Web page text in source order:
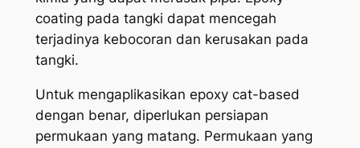
coating pada tangki dapat mencegah
terjadinya kebocoran dan kerusakan pada
tangki.
Untuk mengaplikasikan epoxy cat-based
dengan benar, diperlukan persiapan
permukaan yang matang. Permukaan yang